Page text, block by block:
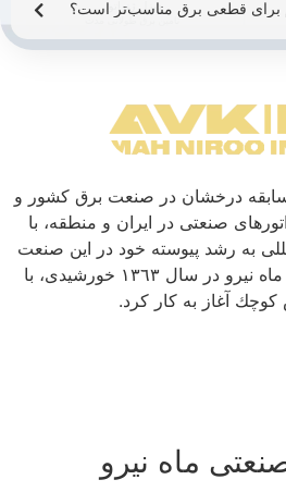
با بیش از ۴۳ سال سابقه درخشان در صنعت برق كشور و
صنعتی در ایران و منطقه، با
به رشد پیوسته خود در این صنعت
ادامه می‌دهد.شركت صنعتی ماه نیرو در سال ١٣٦٣ خورشیدی، با
كوچك آغاز به كار كرد.
ماه نیرو